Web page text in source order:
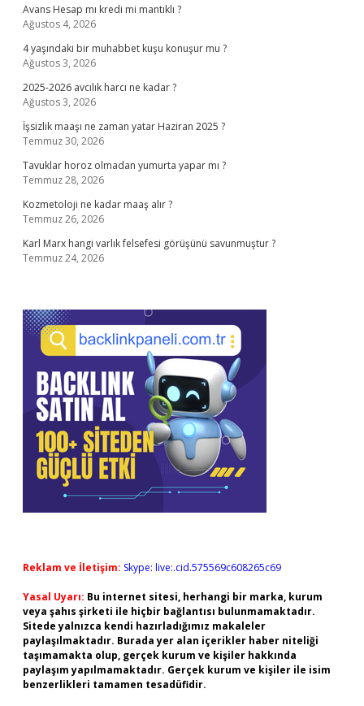
Avans Hesap mı kredi mi mantıklı ?
Ağustos 4, 2026
4 yaşındaki bir muhabbet kuşu konuşur mu ?
Ağustos 3, 2026
2025-2026 avcılık harcı ne kadar ?
Ağustos 3, 2026
İşsizlik maaşı ne zaman yatar Haziran 2025 ?
Temmuz 30, 2026
Tavuklar horoz olmadan yumurta yapar mı ?
Temmuz 28, 2026
Kozmetoloji ne kadar maaş alır ?
Temmuz 26, 2026
Karl Marx hangi varlık felsefesi görüşünü savunmuştur ?
Temmuz 24, 2026
Reklam ve İletişim: Skype: live:.cid.575569c608265c69
Yasal Uyarı: Bu internet sitesi, herhangi bir marka, kurum
veya şahıs şirketi ile hiçbir bağlantısı bulunmamaktadır.
Sitede yalnızca kendi hazırladığımız makaleler
paylaşılmaktadır. Burada yer alan içerikler haber niteliği
taşımamakta olup, gerçek kurum ve kişiler hakkında
paylaşım yapılmamaktadır. Gerçek kurum ve kişiler ile isim
benzerlikleri tamamen tesadüfidir.